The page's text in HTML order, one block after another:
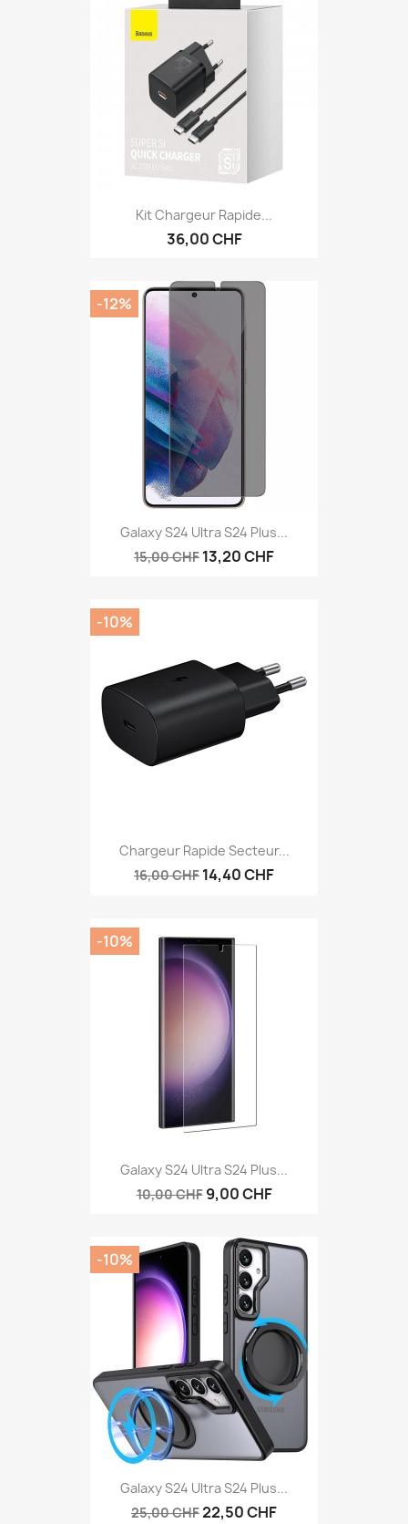
Kit Chargeur Rapide...
36,00 CHF
Galaxy S24 Ultra S24 Plus...
15,00 CHF 13,20 CHF
-12%
Chargeur Rapide Secteur...
16,00 CHF 14,40 CHF
-10%
Galaxy S24 Ultra S24 Plus...
10,00 CHF 9,00 CHF
-10%
Galaxy S24 Ultra S24 Plus...
25,00 CHF22,50 CHF
-10%